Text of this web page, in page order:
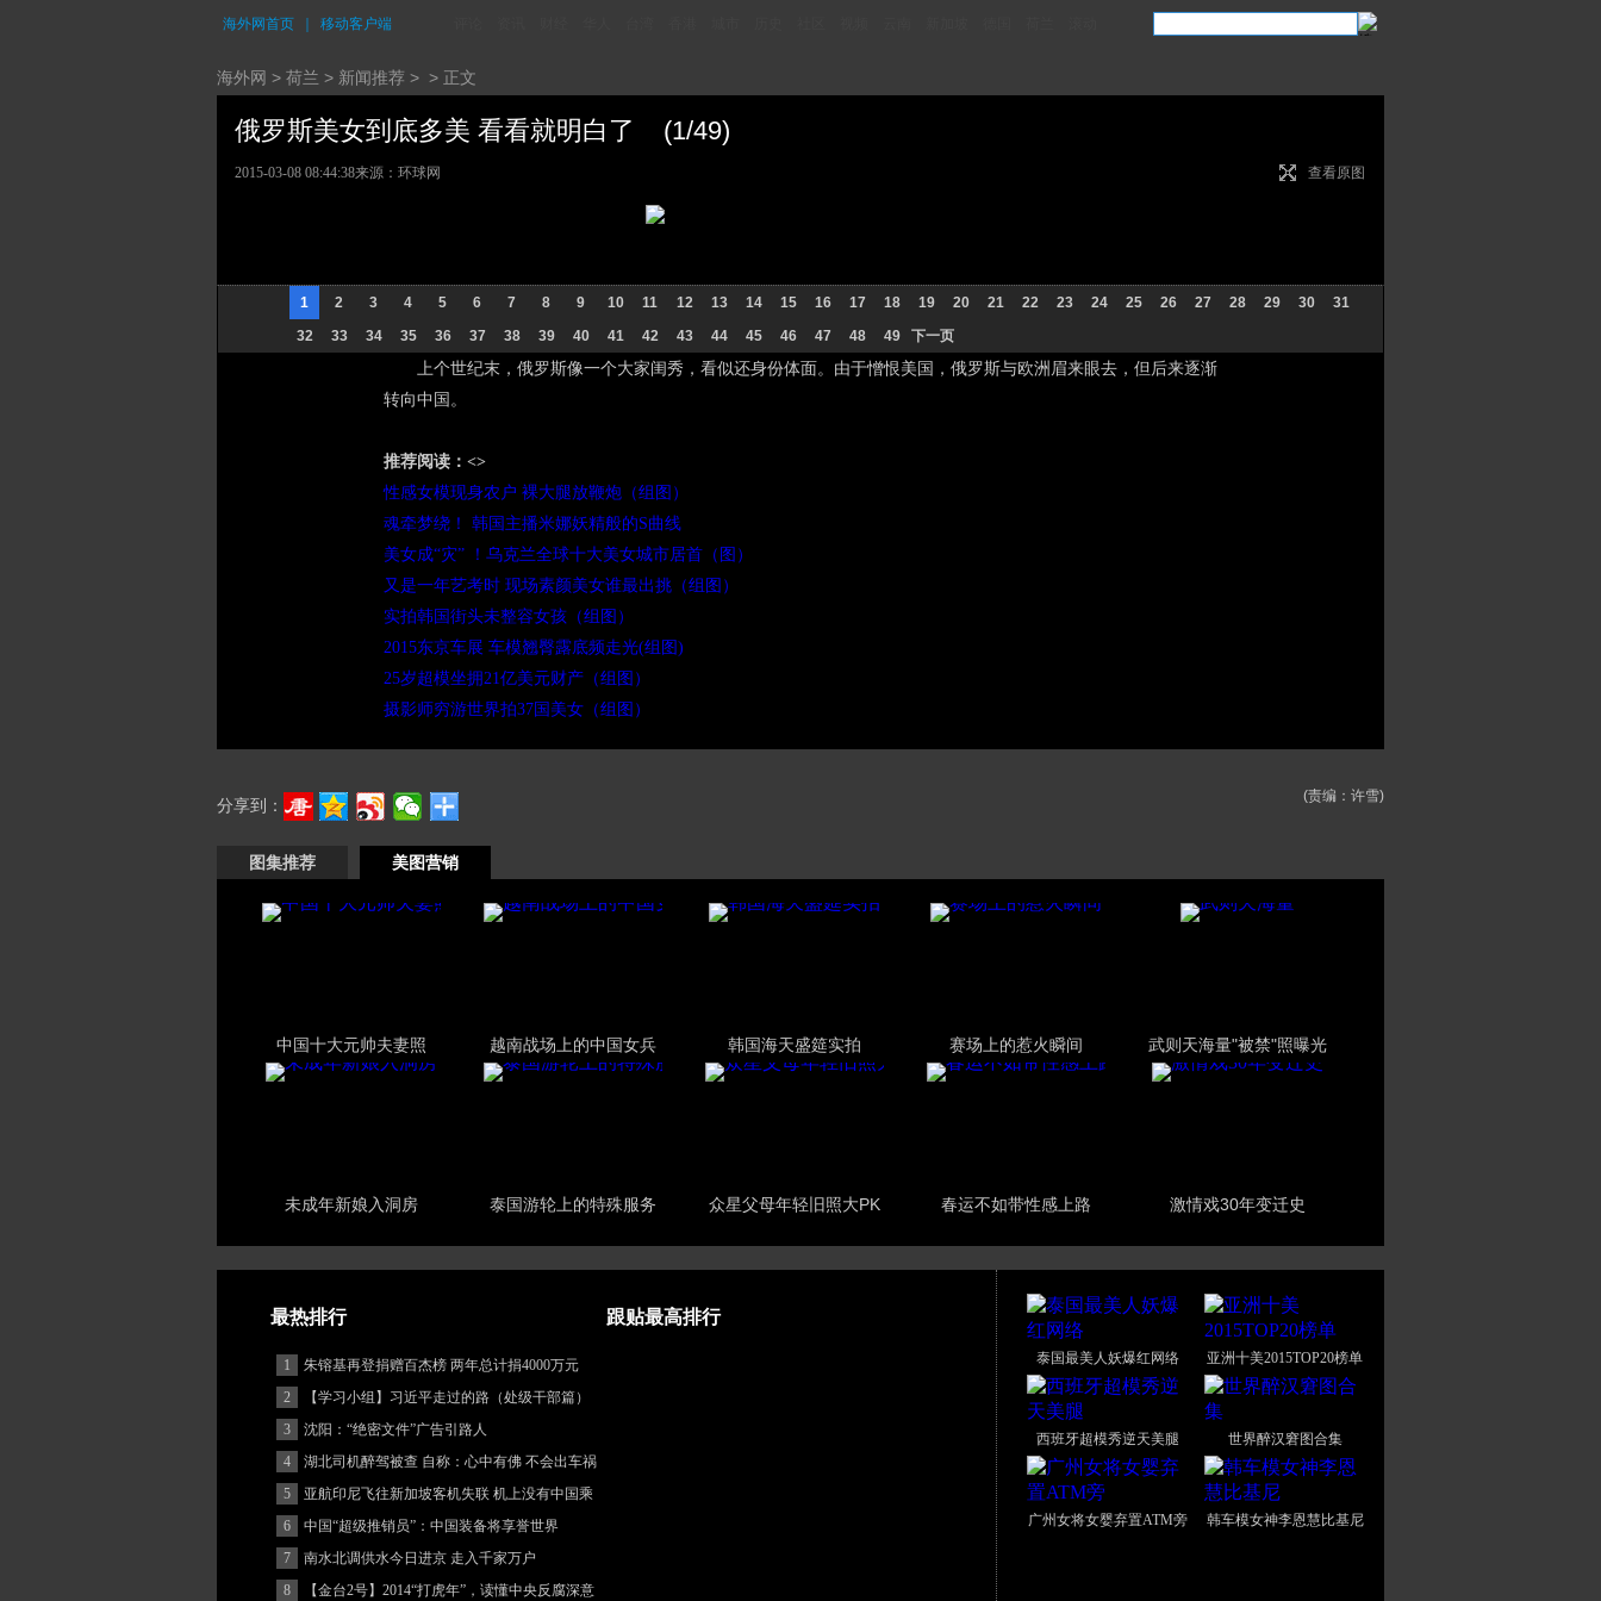
海外网首页 移动客户端
海外网 > 荷兰 > 新闻推荐 > > 正文
俄罗斯美女到底多美 看看就明白了 (1/49)
查看原图
2015-03-08 08:44:38来源：环球网
1 2 3 4 5 6 7 8 9 10 11 12 13 14 15 16 17 18 19 20 21 22 23 24 25 26 27 28 29 30
31
32
33 34 35 36 37 38 39 40 41 42 43 44 45 46 47 48 49 下一页
上个世纪末，俄罗斯像一个大家闺秀，看似还身份体面。由于憎恨美国，俄罗斯与欧洲眉来眼去，但后来逐渐
转向中国。
推荐阅读：<>
性感女模现身农户 裸大腿放鞭炮（组图）
魂牵梦绕！ 韩国主播米娜妖精般的S曲线
美女成“灾” ！乌克兰全球十大美女城市居首（图）
又是一年艺考时 现场素颜美女谁最出挑（组图）
实拍韩国街头未整容女孩（组图）
2015东京车展 车模翘臀露底频走光(组图)
25岁超模坐拥21亿美元财产（组图）
摄影师穷游世界拍37国美女（组图）
(责编：许雪)
分享到：
图集推荐 美图营销
中国十大元帅夫妻照 越南战场上的中国女兵 韩国海天盛筵实拍 赛场上的惹火瞬间 武则天海量"被禁"照曝光
未成年新娘入洞房 泰国游轮上的特殊服务 众星父母年轻旧照大PK 春运不如带性感上路 激情戏30年变迁史
最热排行 跟贴最高排行
1
朱镕基再登捐赠百杰榜 两年总计捐4000万元
2
【学习小组】习近平走过的路（处级干部篇）
3
沈阳：“绝密文件”广告引路人
4
湖北司机醉驾被查 自称：心中有佛 不会出车祸
(图)
5
亚航印尼飞往新加坡客机失联 机上没有中国乘
客
6
中国“超级推销员”：中国装备将享誉世界
7
南水北调供水今日进京 走入千家万户
8
【金台2号】2014“打虎年”，读懂中央反腐深意
泰国最美人妖爆红网络 亚洲十美2015TOP20榜单
西班牙超模秀逆天美腿 世界醉汉窘图合集
广州女将女婴弃置ATM旁 韩车模女神李恩慧比基尼